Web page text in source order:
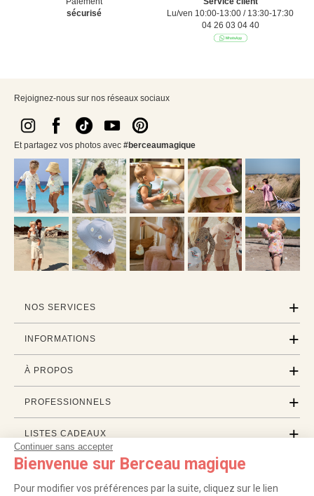
Continuer sans accepter
Bienvenue sur Berceau magique
Pour modifier vos préférences par la suite, cliquez sur le lien
sécurisé
Lu/ven 10:00-13:00 / 13:30-17:30
04 26 03 04 40
Rejoignez-nous sur nos réseaux sociaux
Et partagez vos photos avec #berceaumagique
NOS SERVICES
INFORMATIONS
À PROPOS
PROFESSIONNELS
LISTES CADEAUX
Carte cadeau|Retour 100 jours|Moyens de paiement |Zones et frais de livraison